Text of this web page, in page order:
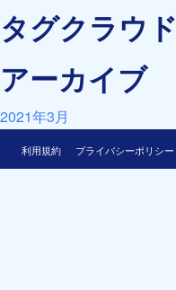
タグクラウド
アーカイブ
2021年3月
利用規約 プライバシーポリシー